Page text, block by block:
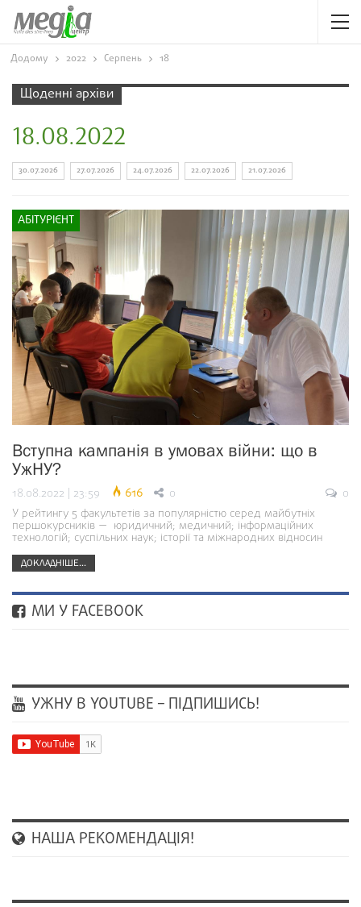
Додому 2022 Серпень 18
Щоденні архіви
18.08.2022
30.07.2026 27.07.2026 24.07.2026 22.07.2026 21.07.2026
АБІТУРІЄНТ
Вступна кампанія в умовах війни: що в
УжНУ?
18.08.2022 | 23:59 616 0
0
У рейтингу 5 факультетів за популярністю серед майбутніх
першокурсників — юридичний; медичний; інформаційних
технологій; суспільних наук; історії та міжнародних відносин
ДОКЛАДНІШЕ...
МИ У FACEBOOK
УЖНУ В YOUTUBE – ПІДПИШИСЬ!
НАША РЕКОМЕНДАЦІЯ!